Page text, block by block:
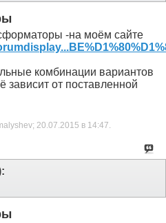
-на моём сайте
комбинации вариантов
от поставленной
20.07.2015 в 14:47.